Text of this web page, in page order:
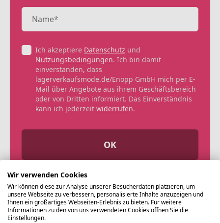
Ich akzeptiere Datenschutz und
Nutzungsbedingungen. Ich bin damit
einverstanden, dass
lagerverkaufsmode.de/Enopp GmbH mich per E-
Mail über Angebote aus ihrem Geschäftsbereich
oder von Dritten informiert. Das Einverständnis
kann ich jederzeit widerrufen.
OK
Wir verwenden Cookies
Wir können diese zur Analyse unserer Besucherdaten platzieren, um
unsere Webseite zu verbessern, personalisierte Inhalte anzuzeigen und
Ihnen ein großartiges Webseiten-Erlebnis zu bieten. Für weitere
Informationen zu den von uns verwendeten Cookies öffnen Sie die
Einstellungen.